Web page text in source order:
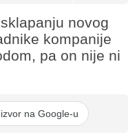
novog
kompanije
pa on nije ni
na Google-u